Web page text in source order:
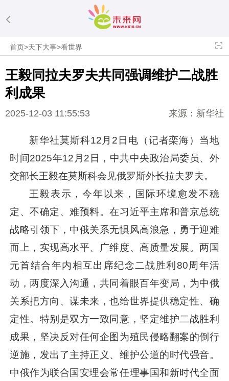
首页>天下大事>看世界
王毅同拉夫罗夫共同强调维护二战胜
利成果
2025-12-03 11:55:53 来源：新华社
新华社莫斯科12月2日电（记者栾海）当地
时间2025年12月2日，中共中央政治局委员、外
交部长王毅在莫斯科会见俄罗斯外长拉夫罗夫。
王毅表示，今年以来，国际环境愈发不稳
定、不确定、难预料。在习近平主席和普京总统
战略引领下，中俄关系无惧风高浪急，勇于迎难
而上，实现高水平、广维度、高质量发展。两国
元首结合年内相互出席纪念二战胜利80周年活
动，两度深入沟通，共同着眼百年变局，为中俄
关系把方向、谋未来，也给世界提供稳定性、确
定性。特别是双方一致同意，坚定维护二战胜利
成果，坚决反对任何企图为殖民侵略翻案的倒行
逆施，发出了主持正义、维护公道的时代强音。
中俄作为联合国安理会常任理事国和新时代全面